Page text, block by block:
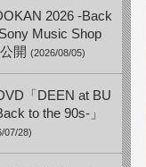
2026 -Back
Music Shop
開 (2026/08/05)
「DEEN at BU
to the 90s-」
07/28)